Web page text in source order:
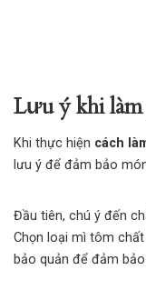
Lưu ý khi
Khi thực hiện cách
lưu ý để đảm bảo
Đầu tiên, chú ý đến
Chọn loại mì tôm
bảo quản để đảm